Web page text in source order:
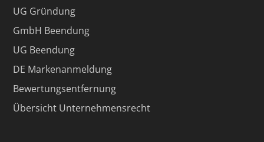
UG Gründung
GmbH Beendung
UG Beendung
DE Markenanmeldung
Bewertungsentfernung
Übersicht Unternehmensrecht